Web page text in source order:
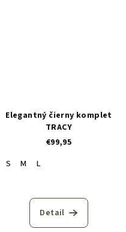
Elegantný čierny komplet
TRACY
€99,95
S
M L
Detail